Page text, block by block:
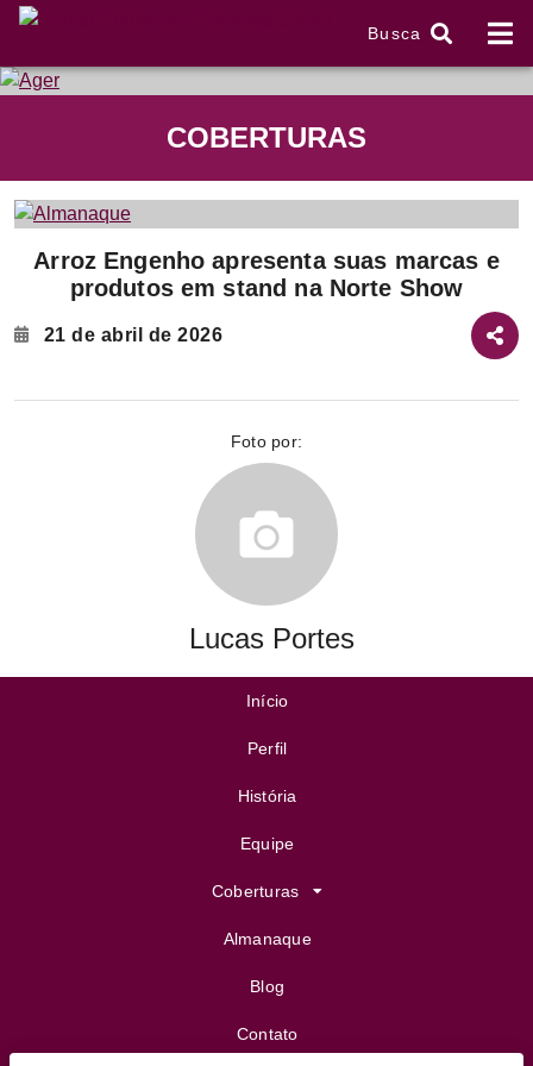
Busca
COBERTURAS
Arroz Engenho apresenta suas marcas e
produtos em stand na Norte Show
21 de abril de 2026
Foto por:
Lucas Portes
Início
Perfil
História
Equipe
Coberturas
Almanaque
Blog
Contato